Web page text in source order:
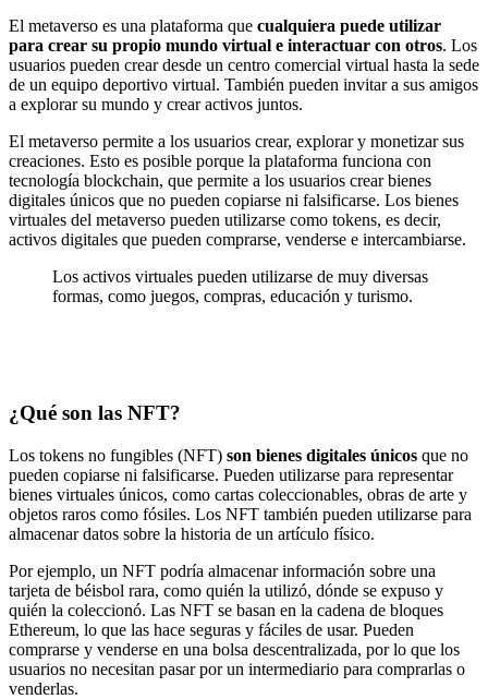
El metaverso es una plataforma que cualquiera puede utilizar
para crear su propio mundo virtual e interactuar con otros. Los
usuarios pueden crear desde un centro comercial virtual hasta la sede
de un equipo deportivo virtual. También pueden invitar a sus amigos
a explorar su mundo y crear activos juntos.
El metaverso permite a los usuarios crear, explorar y monetizar sus
creaciones. Esto es posible porque la plataforma funciona con
tecnología blockchain, que permite a los usuarios crear bienes
digitales únicos que no pueden copiarse ni falsificarse. Los bienes
virtuales del metaverso pueden utilizarse como tokens, es decir,
activos digitales que pueden comprarse, venderse e intercambiarse.
Los activos virtuales pueden utilizarse de muy diversas
formas, como juegos, compras, educación y turismo.
¿Qué son las NFT?
Los tokens no fungibles (NFT) son bienes digitales únicos que no
pueden copiarse ni falsificarse. Pueden utilizarse para representar
bienes virtuales únicos, como cartas coleccionables, obras de arte y
objetos raros como fósiles. Los NFT también pueden utilizarse para
almacenar datos sobre la historia de un artículo físico.
Por ejemplo, un NFT podría almacenar información sobre una
tarjeta de béisbol rara, como quién la utilizó, dónde se expuso y
quién la coleccionó. Las NFT se basan en la cadena de bloques
Ethereum, lo que las hace seguras y fáciles de usar. Pueden
comprarse y venderse en una bolsa descentralizada, por lo que los
usuarios no necesitan pasar por un intermediario para comprarlas o
venderlas.